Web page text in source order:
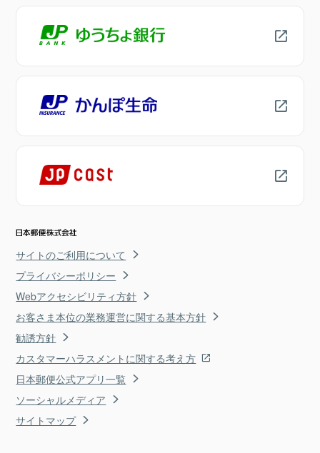
サイトのご利用について
プライバシーポリシー
Webアクセシビリティ方針
お客さま本位の業務運営に関する基本方針
勧誘方針
カスタマーハラスメントに関する考え方
日本郵便公式アプリ一覧
ソーシャルメディア
サイトマップ